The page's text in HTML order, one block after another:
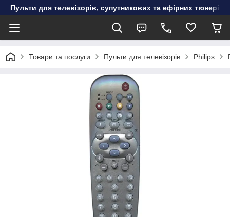
Пульти для телевізорів, супутникових та ефірних тюнерів,
Товари та послуги Пульти для телевізорів Philips